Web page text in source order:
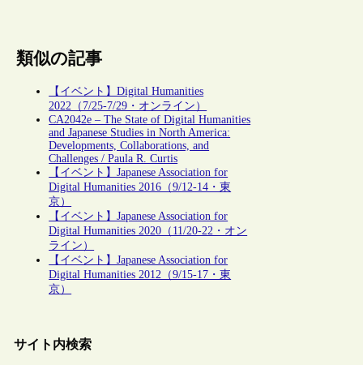
類似の記事
【イベント】Digital Humanities
2022（7/25-7/29・オンライン）
CA2042e – The State of Digital Humanities
and Japanese Studies in North America:
Developments, Collaborations, and
Challenges / Paula R. Curtis
【イベント】Japanese Association for
Digital Humanities 2016（9/12-14・東
京）
【イベント】Japanese Association for
Digital Humanities 2020（11/20-22・オン
ライン）
【イベント】Japanese Association for
Digital Humanities 2012（9/15-17・東
京）
サイト内検索